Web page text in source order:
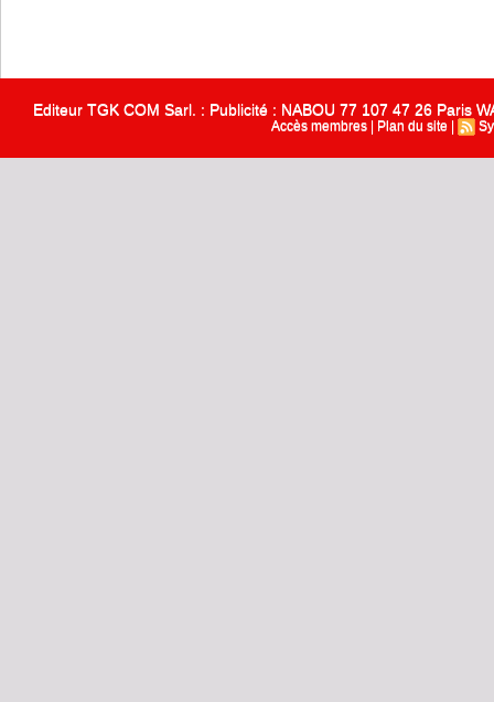
Editeur TGK COM Sarl. : Publicité : NABOU 77 107 47 26 Paris
Accès membres Plan du site